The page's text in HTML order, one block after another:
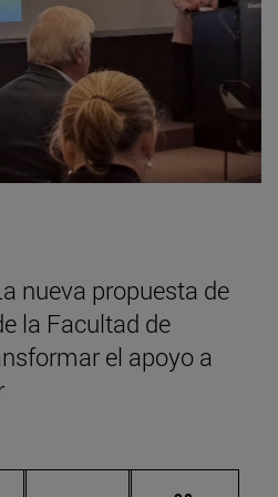
nueva propuesta de
la Facultad de
el apoyo a